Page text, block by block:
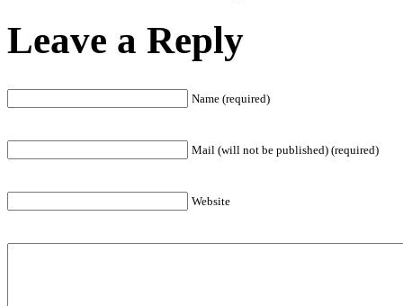
Leave a Reply
Name (required)
Mail (will not be published) (required)
Website